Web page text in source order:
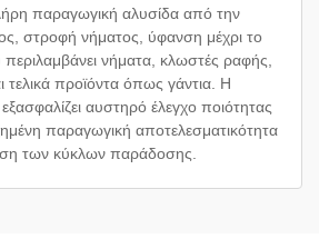
παραγωγική αλυσίδα από την
στροφή νήματος, ύφανση μέχρι το
νήματα, κλωστές ραφής,
τελικά προϊόντα όπως γάντια. Η
αυστηρό έλεγχο ποιότητας
παραγωγική αποτελεσματικότητα
των κύκλων παράδοσης.